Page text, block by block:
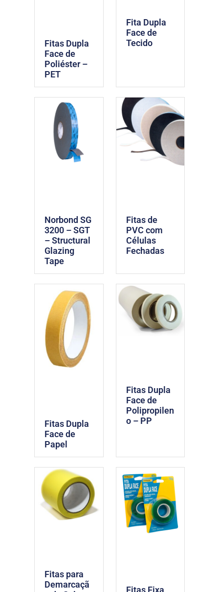
Fitas Dupla
Face de
Poliéster –
PET
Fita Dupla
Face de
Tecido
Norbond SG
3200 – SGT
– Structural
Glazing
Tape
Fitas de
PVC com
Células
Fechadas
Fitas Dupla
Face de
Papel
Fitas Dupla
Face de
Polipropilen
o – PP
Fitas para
Demarcaçã
Fitas Fixa